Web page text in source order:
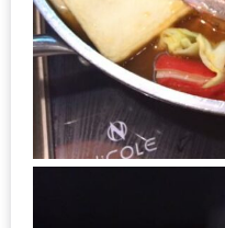
ลิ
เดย์
อินน์
เชียงใหม่